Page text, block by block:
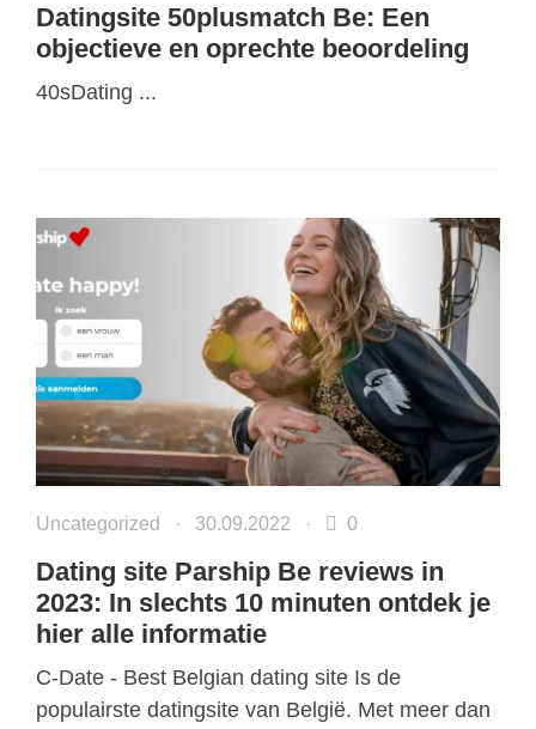
Datingsite 50plusmatch Be: Een
objectieve en oprechte beoordeling
40sDating ...
Uncategorized · 30.09.2022 · 0
Dating site Parship Be reviews in
2023: In slechts 10 minuten ontdek je
hier alle informatie
C-Date - Best Belgian dating site Is de
populairste datingsite van België. Met meer dan